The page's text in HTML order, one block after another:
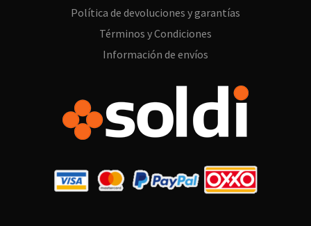
Política de devoluciones y garantías
Términos y Condiciones
Información de envíos